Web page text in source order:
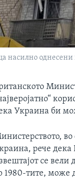
насилно однесени
Украина би
во
рече дека
се вели
1980-тите, може